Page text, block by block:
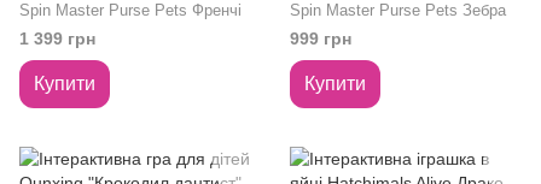
Spin Master Purse Pets Френчі
1 399 грн
Купити
Spin Master Purse Pets Зебра
999 грн
Купити